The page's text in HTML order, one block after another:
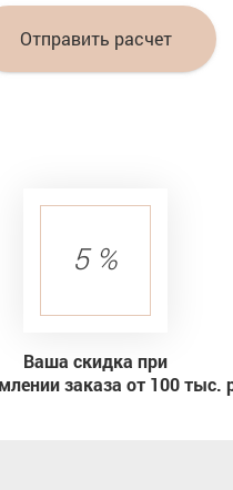
Отправить расчет
5 %
Ваша скидка при
заказа от 100 тыс.